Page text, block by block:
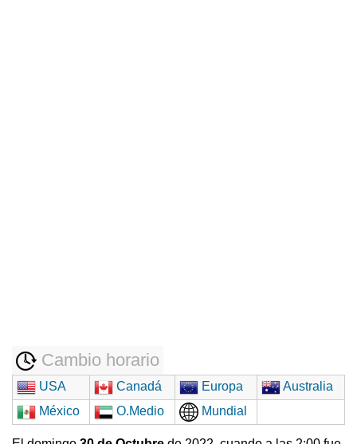
Cambio horario
USA Canadá Europa
Australia
México
O.Medio Mundial